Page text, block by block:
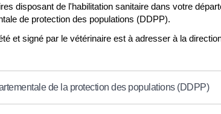
disposant de l'habilitation sanitaire dans votre
de protection des populations (DDPP).
et signé par le vétérinaire est à adresser à la
de la protection des populations (DDPP)